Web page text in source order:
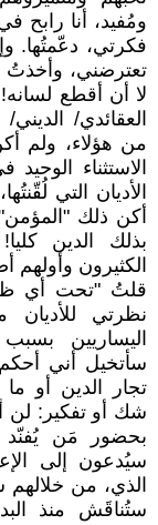
ومُفيد، أنا رابح
فكرتي، دعّمتُها.
تعترضني،
لا أن أقطع
العقائدي/
من هؤلاء، ولم
الاستثناء
الأديان التي
أكن ذلك
بذلك الدين
الكثيرون
قلتُ "تحت أي
نظرتي للأديان
اليساريين
سأتخيل أني
تجار الدين أو
شك أو تفكير:
بحضور مَن يُفنّد
سيُدعون إلى
الذي، من
ستُناقَش منذ